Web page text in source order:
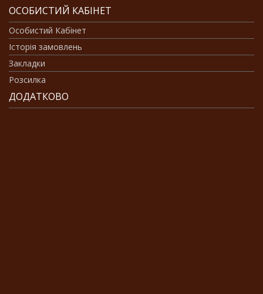
ОСОБИСТИЙ КАБІНЕТ
Особистий Кабінет
Історія замовлень
Закладки
Розсилка
ДОДАТКОВО